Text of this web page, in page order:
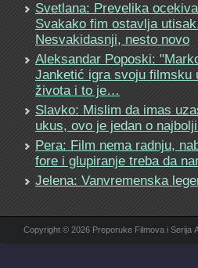
Svetlana: Prevelika
Svakako fim ostavlja
Nesvakidasnji, nesto novo
Aleksandar Poposki:
Janketić igra svoju filmsku
života i to je…
Slavko: Mislim da imas
ukus, ovo je jedan o
Pera: Film nema radnju,
fore i glupiranje treba da
Jelena: Vanvremenska
Copyright © 2026 Preporuke Filmova i Serija